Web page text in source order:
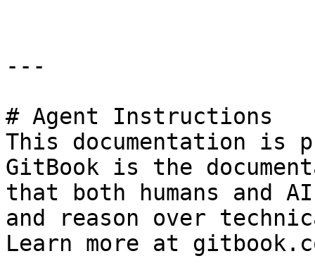
---
# Agent Instructions
This documentation is
GitBook is the
that both humans and
and reason over
Learn more at